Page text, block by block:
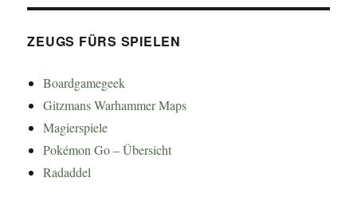
ZEUGS FÜRS SPIELEN
Boardgamegeek
Gitzmans Warhammer Maps
Magierspiele
Pokémon Go – Übersicht
Radaddel